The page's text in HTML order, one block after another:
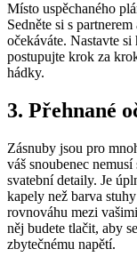
Místo uspěchaného
Sedněte si s
očekáváte. Nastavte
postupujte krok za
hádky.
3. Přehnané
Zásnuby jsou pro
váš snoubenec
svatební detaily. Je
kapely než barva
rovnováhu mezi
něj budete tlačit, aby
zbytečnému napětí.